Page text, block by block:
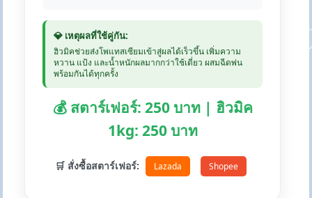
💎 เหตุผลที่ใช้คู่กัน:
ฮิวมิคช่วยส่งโพแทสเซียมเข้าสู่ผลได้เร็วขึ้น เพิ่มความ
หวาน แป้ง และน้ำหนักผลมากกว่าใช้เดี่ยว ผสมฉีดพ่น
พร้อมกันได้ทุกครั้ง
💰 สตาร์เฟอร์: 250 บาท | ฮิวมิค
1kg: 250 บาท
🛒 สั่งซื้อสตาร์เฟอร์: Lazada Shopee